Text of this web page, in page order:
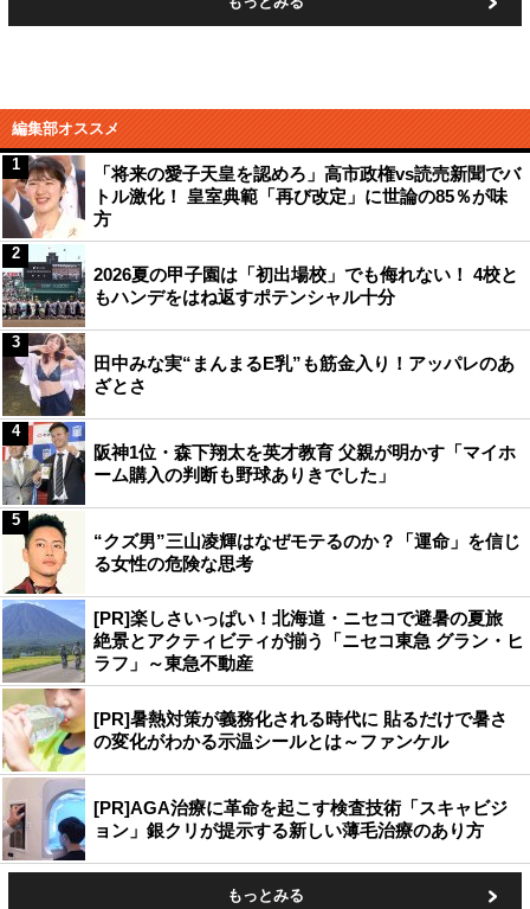
編集部オススメ
「将来の愛子天皇を認めろ」高市政権vs読売新聞でバ
トル激化！ 皇室典範「再び改定」に世論の85％が味
方
1
2026夏の甲子園は「初出場校」でも侮れない！ 4校と
もハンデをはね返すポテンシャル十分
2
田中みな実“まんまるE乳”も筋金入り！アッパレのあ
ざとさ
3
阪神1位・森下翔太を英才教育 父親が明かす「マイホ
ーム購入の判断も野球ありきでした」
4
“クズ男”三山凌輝はなぜモテるのか？「運命」を信じ
る女性の危険な思考
5
[PR]楽しさいっぱい！北海道・ニセコで避暑の夏旅
絶景とアクティビティが揃う「ニセコ東急 グラン・ヒ
ラフ」～東急不動産
[PR]暑熱対策が義務化される時代に 貼るだけで暑さ
の変化がわかる示温シールとは～ファンケル
[PR]AGA治療に革命を起こす検査技術「スキャビジ
ョン」銀クリが提示する新しい薄毛治療のあり方
もっとみる